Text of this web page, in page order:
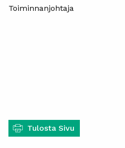
Toiminnanjohtaja
Tulosta Sivu